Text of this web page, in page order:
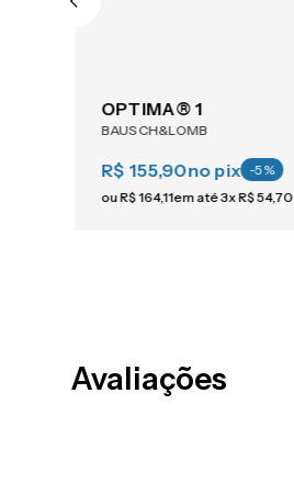
OPTIMA® 1
BAUSCH&LOMB
R$ 155,90no pix -5%
ouR$164,11em até3xR$54,70
Avaliações